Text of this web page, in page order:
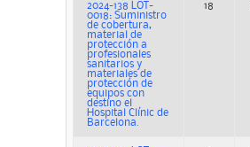
2024-138 LOT-
0018: Suministro
de cobertura,
material de
protección a
profesionales
sanitarios y
materiales de
protección de
equipos con
destino el
Hospital Clínic de
Barcelona.
18